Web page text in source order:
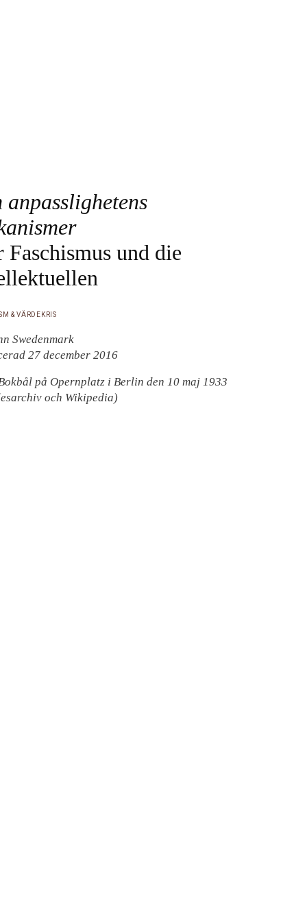
anpasslighetens
Faschismus und die
& VÄRDEKRIS
Swedenmark
27 december 2016
på Opernplatz i Berlin den 10 maj 1933
och Wikipedia)